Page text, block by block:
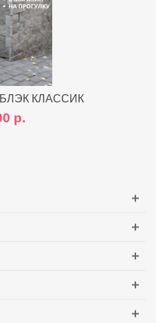
БЛЭК КЛАССИК
р.